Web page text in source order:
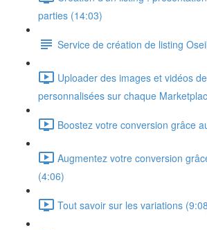
parties (14:03)
Service de création de listing
Uploader des images et vidéos
personnalisées sur chaque
Boostez votre conversion grâce
Augmentez votre conversion
(4:06)
Tout savoir sur les variations